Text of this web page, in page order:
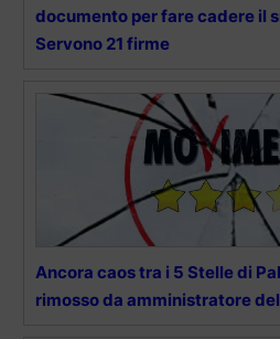
documento per fare cadere il
Servono 21 firme
Ancora caos tra i 5 Stelle di
rimosso da amministratore